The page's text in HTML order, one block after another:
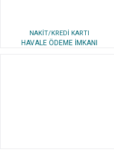
NAKİT/KREDİ KARTI
HAVALE ÖDEME İMKANI